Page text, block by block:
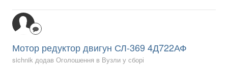
Мотор редуктор двигун СЛ-369 4Д722АФ
sichnik додав Оголошення в Вузли у сборі